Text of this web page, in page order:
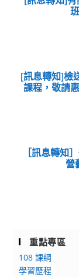
[訊息轉知]檢
課程，敬請
［訊息轉知
營
重點專區
108 課綱
學習歷程